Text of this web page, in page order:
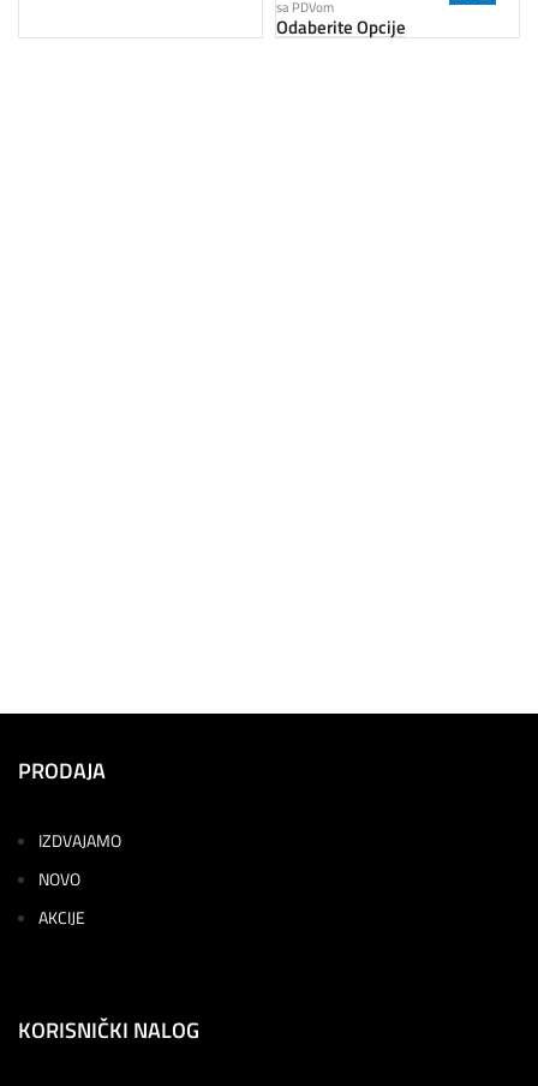
sa PDVom
Odaberite Opcije
PRODAJA
IZDVAJAMO
NOVO
AKCIJE
KORISNIČKI NALOG